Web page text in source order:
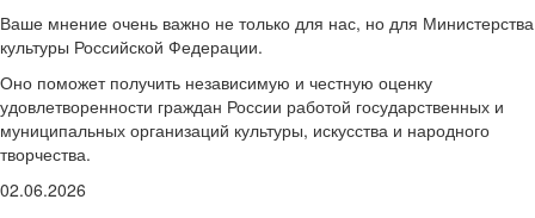
Ваше мнение очень важно не только для нас, но для Министерства
культуры Российской Федерации.
Оно поможет получить независимую и честную оценку
удовлетворенности граждан России работой государственных и
муниципальных организаций культуры, искусства и народного
творчества.
02.06.2026